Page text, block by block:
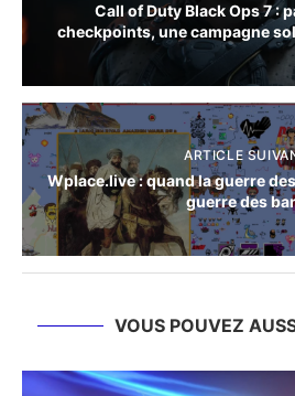
Call of Duty Black Ops 7 :
checkpoints, une campagne
ARTICLE
Wplace.live : quand la guerre
guerre des
VOUS POUVEZ